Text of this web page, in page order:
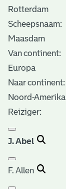
Rotterdam
Scheepsnaam:
Maasdam
Van continent:
Europa
Naar continent:
Noord-Amerika
Reiziger:
J. Abel
F. Allen